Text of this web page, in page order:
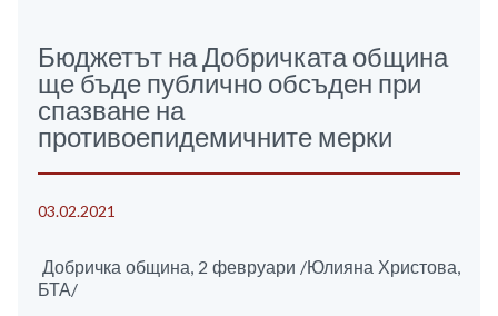
Бюджетът на Добричката община
ще бъде публично обсъден при
спазване на
противоепидемичните мерки
03.02.2021
Добричка община, 2 февруари /Юлияна Христова,
БТА/